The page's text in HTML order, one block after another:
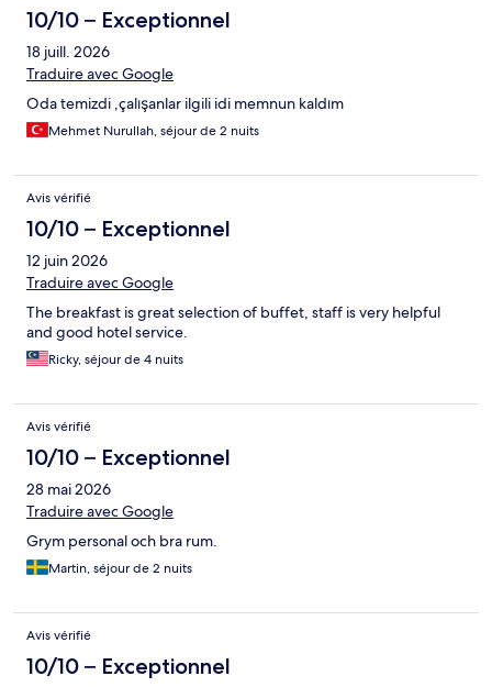
10/10 – Exceptionnel
18 juill. 2026
Traduire avec Google
Oda temizdi ,çalışanlar ilgili idi memnun kaldım
Mehmet Nurullah, séjour de 2 nuits
Avis vérifié
10/10 – Exceptionnel
12 juin 2026
Traduire avec Google
The breakfast is great selection of buffet, staff is very helpful
and good hotel service.
Ricky, séjour de 4 nuits
Avis vérifié
10/10 – Exceptionnel
28 mai 2026
Traduire avec Google
Grym personal och bra rum.
Martin, séjour de 2 nuits
Avis vérifié
10/10 – Exceptionnel